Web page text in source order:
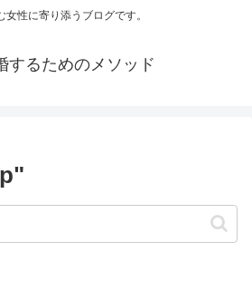
女性に寄り添うブログです。
するためのメソッド